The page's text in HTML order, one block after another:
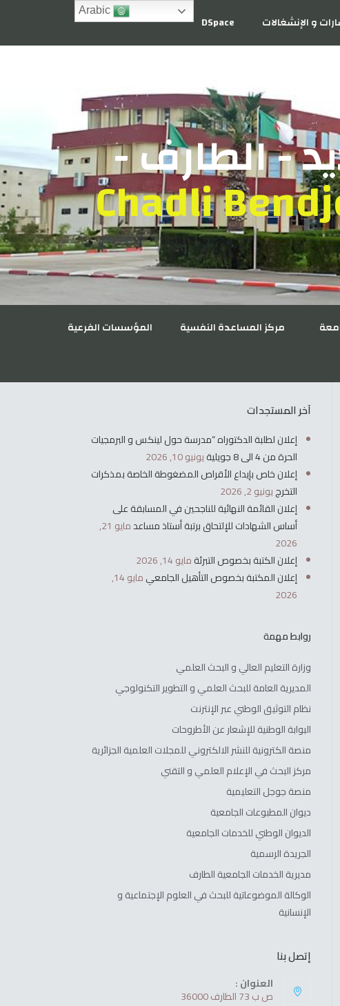
و الإنشغالات DSpace
- الطارف -
Chadli
مركز المساعدة النفسية
المؤسسات الفرعية
آخر المستجدات
إعلان لطلبة الدكتوراه “مدرسة حول لينكس و البرمجيات
الحرة من 4 الى 8 جويلية
يونيو 10, 2026
إعلان خاص بإيداع الأقراص المضغوطة الخاصة بمذكرات
التخرجيونيو 2, 2026
إعلان القائمة النهائية للناجحين في المسابقة على
أساس الشهادات للإلتحاق برتبة أستاذ مساعد
مايو 21,
2026
إعلان الكتبة بخصوص التبرئةمايو 14, 2026
إعلان المكتبة بخصوص التأهيل الجامعي
مايو 14,
2026
روابط مهمة
وزارة التعليم العالي و البحث العلمي
المديرية العامة للبحث العلمي و التطوير التكنولوجي
نظام التوثيق الوطني عبر الإنترنت
البوابة الوطنية للإشعار عن الأطروحات
منصة الكترونية للنشر الالكتروني للمجلات العلمية الجزائرية
مركز البحث في الإعلام العلمي و التقني
منصة جوجل التعليمية
ديوان المطبوعات الجامعية
الديوان الوطني للخدمات الجامعية
الجريدة الرسمية
مديرية الخدمات الجامعية الطارف
الوكالة الموضوعاتية للبحث في العلوم الإجتماعية و
الإنسانية
إتصل بنا
العنوان :
ص ب 73 الطارف 36000
Arabic